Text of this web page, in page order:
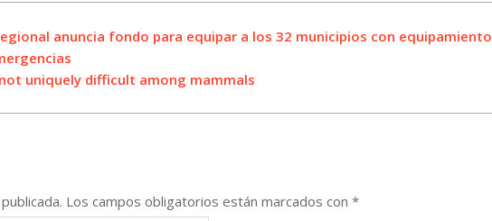
anuncia fondo para equipar a los 32 municipios con equipamiento
uniquely difficult among mammals
Los campos obligatorios están marcados con *